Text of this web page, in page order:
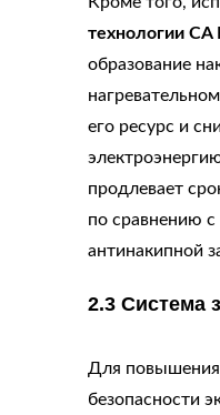
технологии CA
образование
его ресурс и
продлевает
по сравнению
антинакипной
2.3 Система
Для
безопасности